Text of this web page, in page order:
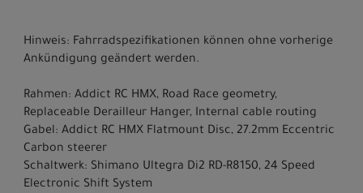
Hinweis: Fahrradspezifikationen können ohne vorherige
Ankündigung geändert werden.
Rahmen: Addict RC HMX, Road Race geometry,
Replaceable Derailleur Hanger, Internal cable routing
Gabel: Addict RC HMX Flatmount Disc, 27.2mm Eccentric
Carbon steerer
Schaltwerk: Shimano Ultegra Di2 RD-R8150, 24 Speed
Electronic Shift System